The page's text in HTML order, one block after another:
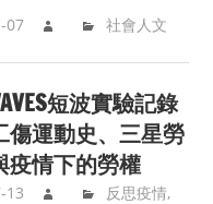
07 社會人文
短波實驗記錄
傷運動史、三星勞
疫情下的勞權
13 反思疫情,